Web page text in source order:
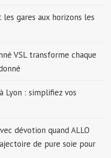
gares aux horizons les
VSL transforme chaque
Lyon : simplifiez vos
dévotion quand ALLO
de pure soie pour